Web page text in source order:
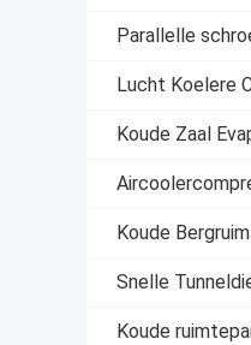
Parallelle
Lucht Koelere
Koude Zaal
Koude
Snelle
Koude